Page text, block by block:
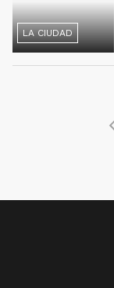
LA CIUDAD